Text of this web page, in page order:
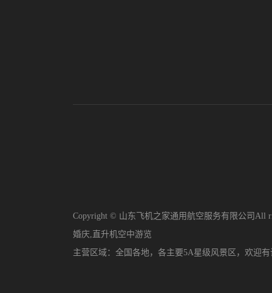
Copyright © 山东飞机之家通用航空服务有限公司All
婚庆, 直升机空中游览
主营区域： 全国各地，各主要5A星级风景区，欢迎